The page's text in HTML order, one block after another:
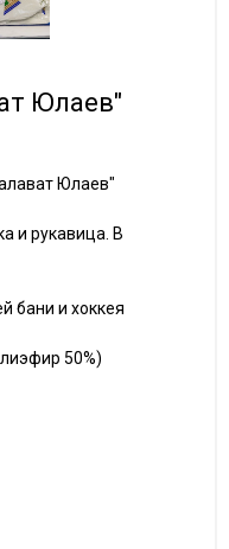
Юлаев"
Юлаев"
и рукавица. В
бани и хоккея
50%)